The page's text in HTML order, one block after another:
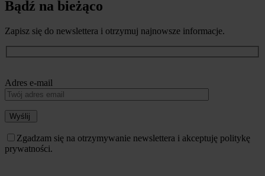
Bądź na bieżąco
Zapisz się do newslettera i otrzymuj najnowsze informacje.
Adres e-mail
Wyślij
Zgadzam się na otrzymywanie newslettera i akceptuję politykę
prywatności.